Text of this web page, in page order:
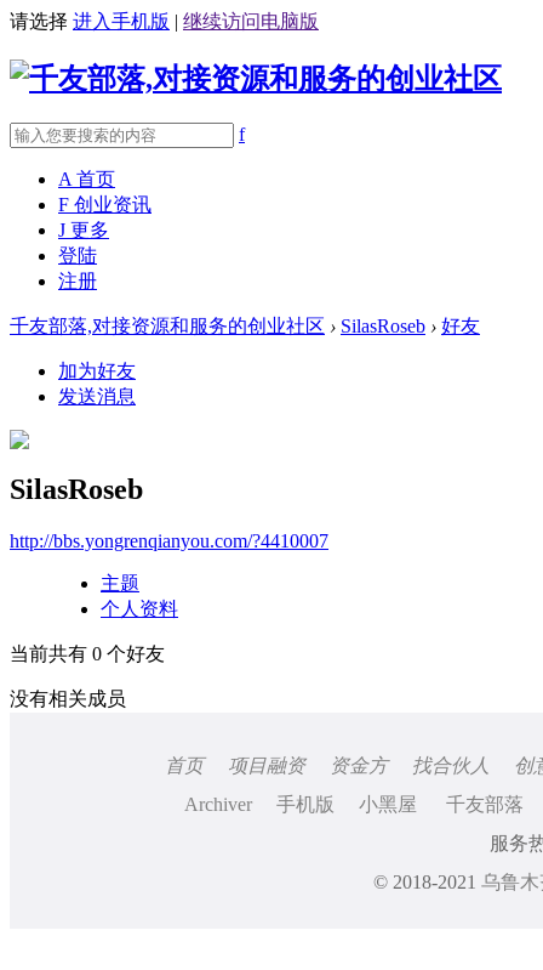
请选择 进入手机版 | 继续访问电脑版
f
A 首页
F 创业资讯
J 更多
登陆
注册
千友部落,对接资源和服务的创业社区 › SilasRoseb › 好友
加为好友
发送消息
SilasRoseb
http://bbs.yongrenqianyou.com/?4410007
主题
个人资料
当前共有 0 个好友
没有相关成员
首页 项目融资 资金方 找合伙人
创
Archiver
手机版 小黑屋
千友部落
服务
© 2018-2021 乌鲁